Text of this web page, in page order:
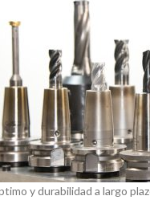
y durabilidad a largo